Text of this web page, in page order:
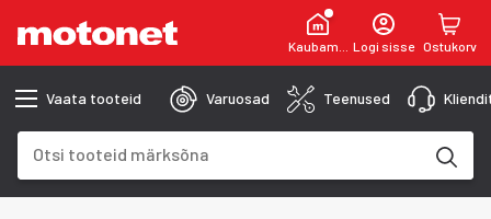
KaubamajaLogi sisse Ostukorv
Vaata tooteid Varuosad Teenused